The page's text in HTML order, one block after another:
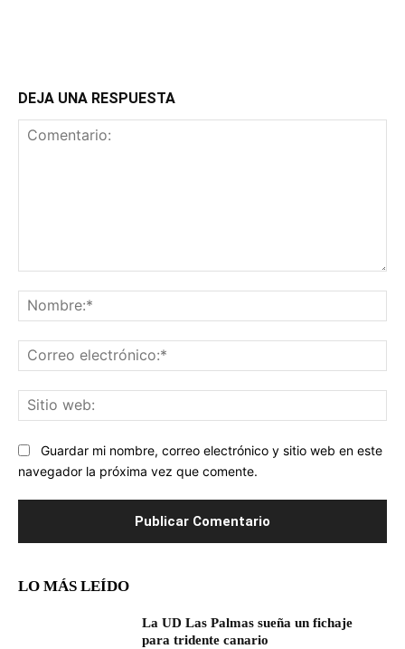
DEJA UNA RESPUESTA
Guardar mi nombre, correo electrónico y sitio web en este
navegador la próxima vez que comente.
LO MÁS LEÍDO
La UD Las Palmas sueña un fichaje
para tridente canario